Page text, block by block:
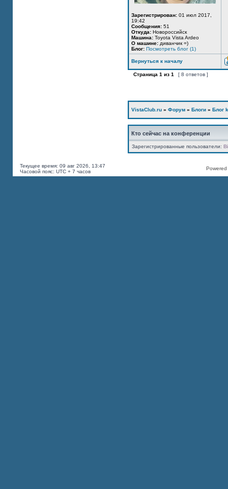
Зарегистрирован: 01 июл 2017,
19:42
Сообщения: 51
Откуда: Новороссийск
Машина: Toyota Vista Ardeo
О машине: диванчик =)
Блог: Посмотреть блог (1)
Вернуться к началу
Страница 1 из 1 [ 8 ответов ]
VistaClub.ru » Форум » Блоги » Блог
Кто сейчас на конференции
Зарегистрированные пользователи:
Текущее время: 09 авг 2026, 13:47
Часовой пояс: UTC + 7 часов